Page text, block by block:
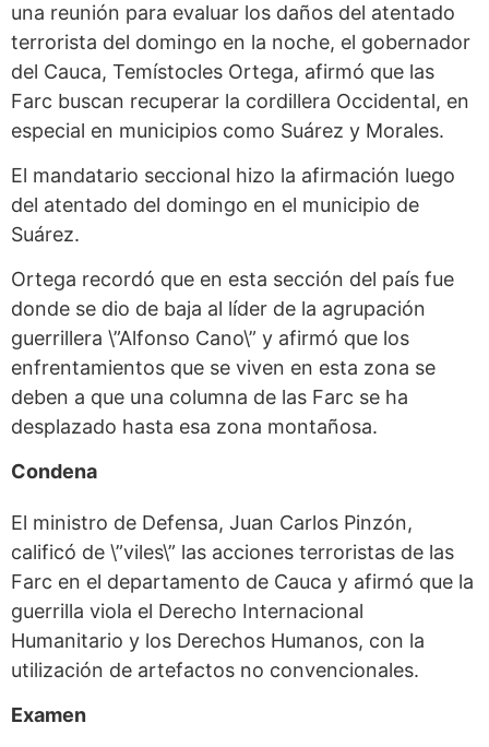
una reunión para evaluar los daños del atentado
terrorista del domingo en la noche, el gobernador
del Cauca, Temístocles Ortega, afirmó que las
Farc buscan recuperar la cordillera Occidental, en
especial en municipios como Suárez y Morales.
El mandatario seccional hizo la afirmación luego
del atentado del domingo en el municipio de
Suárez.
Ortega recordó que en esta sección del país fue
donde se dio de baja al líder de la agrupación
guerrillera \”Alfonso Cano\” y afirmó que los
enfrentamientos que se viven en esta zona se
deben a que una columna de las Farc se ha
desplazado hasta esa zona montañosa.
Condena
El ministro de Defensa, Juan Carlos Pinzón,
calificó de \”viles\” las acciones terroristas de las
Farc en el departamento de Cauca y afirmó que la
guerrilla viola el Derecho Internacional
Humanitario y los Derechos Humanos, con la
utilización de artefactos no convencionales.
Examen